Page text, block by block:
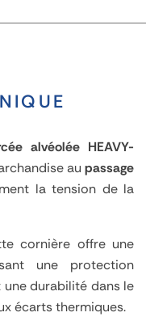
alvéolée HEAVY-
au passage
la tension de la
cornière offre une
une protection
durabilité dans le
écarts thermiques.